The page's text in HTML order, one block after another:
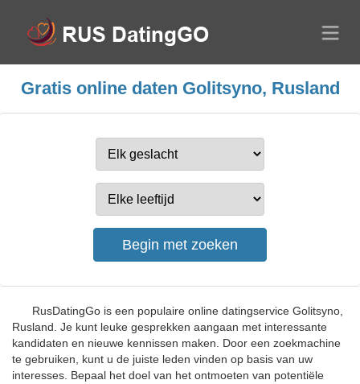
Gratis online daten Golitsyno, Rusland
RusDatingGo is een populaire online datingservice Golitsyno,
Rusland. Je kunt leuke gesprekken aangaan met interessante
kandidaten en nieuwe kennissen maken. Door een zoekmachine
te gebruiken, kunt u de juiste leden vinden op basis van uw
interesses. Bepaal het doel van het ontmoeten van potentiële